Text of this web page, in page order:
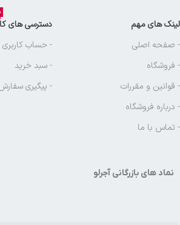
لینک های مهم
- صفحه اصلی
- فروشگاه
- قوانین و مقررات
- درباره فروشگاه
- تماس با ما
دسترسی های
- حساب کاربری
- سبد خرید
- پیگیری
نماد های بازرگانی آجرلو